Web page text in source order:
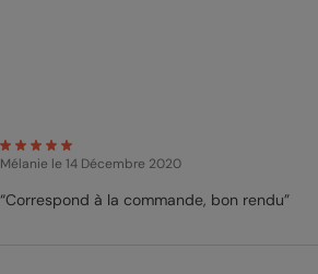
Mélanie le 14 Décembre 2020
“Correspond à la commande, bon rendu”